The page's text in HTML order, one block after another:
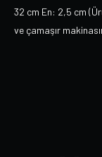
32 cm En: 2,5 cm
ve çamaşır